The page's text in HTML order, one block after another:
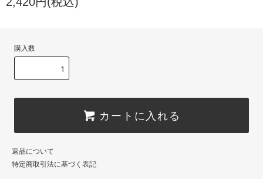
購入数
カートに入れる
返品について
特定商取引法に基づく表記